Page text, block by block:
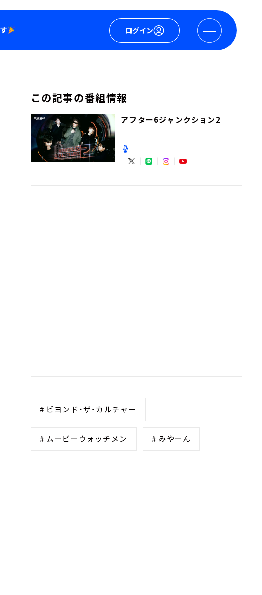
ログイン
この記事の番組情報
アフター6ジャンクション2
# ビヨンド・ザ・カルチャー
# ムービーウォッチメン # みやーん